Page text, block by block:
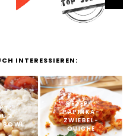
INTERESSIEREN:
BOWL
REZEPT:
PAPRIKA-
ZWIEBEL-
QUICHE